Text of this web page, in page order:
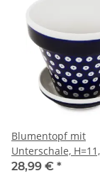
Blumentopf mit
Unterschale,
D=14/11,8cm,
28,99 € *